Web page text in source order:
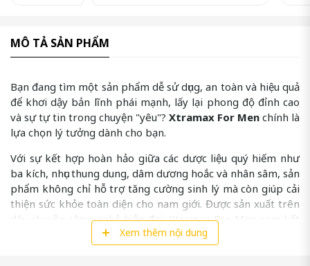
MÔ TẢ SẢN PHẨM
Bạn đang tìm một sản phẩm dễ sử dụng, an toàn và hiệu quả
để khơi dậy bản lĩnh phái mạnh, lấy lại phong độ đỉnh cao
và sự tự tin trong chuyện "yêu"? Xtramax For Men chính là
lựa chọn lý tưởng dành cho bạn.
Với sự kết hợp hoàn hảo giữa các dược liệu quý hiếm như
ba kích, nhục thung dung, dâm dương hoắc và nhân sâm, sản
phẩm không chỉ hỗ trợ tăng cường sinh lý mà còn giúp cải
thiện sức khỏe toàn diện cho nam giới. Được sản xuất trên
dây chuyền công nghệ hiện đại, Xtramax For Men cam kết
mang đến hiệu quả vượt trội, giúp bạn tự tin chinh phục mọi
thử thách trong cuộc sống.
Xem thêm nội dung